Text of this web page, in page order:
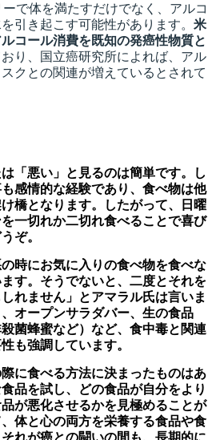
ーで体を満たすだけでなく、アルコ
引き起こす可能性があります。 米
コール消費を既知の発癌性物質と
り、国立癌研究所によれば、アル
クとの関連が増えているとされて
「悪い」と見るのは簡単です。し
感情的な経験であり、食べ物は他
橋となります。したがって、日曜
一切れか二切れ食べることで喜び
ぞ。
時にお気に入りの食べ物を食べな
す。そうでないと、二度とそれを
れません」とアマラル氏は言いま
オープンサラダバー、生の食品
殺菌蜂蜜など）など、食中毒と関連
も強調しています。
に食べる方法に決まったものはあ
品を試し、どの食品が自分をより
が悪化させるかを見極めることが
体と心の両方を栄養する食品や食
れが癌との闘いの間も、長期的に